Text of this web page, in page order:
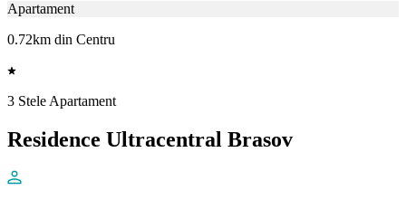
Apartament
0.72km din Centru
3 Stele Apartament
Residence Ultracentral Brasov